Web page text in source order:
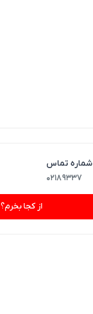
شماره تماس
۰۲۱۸۹۳۳۷
از کجا بخرم؟